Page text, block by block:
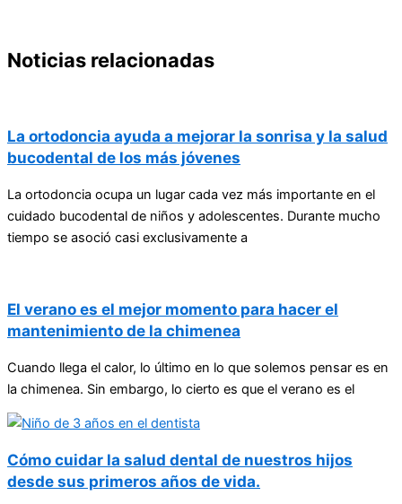
Noticias relacionadas
La ortodoncia ayuda a mejorar la sonrisa y la salud
bucodental de los más jóvenes
La ortodoncia ocupa un lugar cada vez más importante en el
cuidado bucodental de niños y adolescentes. Durante mucho
tiempo se asoció casi exclusivamente a
El verano es el mejor momento para hacer el
mantenimiento de la chimenea
Cuando llega el calor, lo último en lo que solemos pensar es en
la chimenea. Sin embargo, lo cierto es que el verano es el
Cómo cuidar la salud dental de nuestros hijos
desde sus primeros años de vida.